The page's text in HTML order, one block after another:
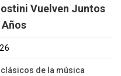
Vuelven Juntos
Años
de la música